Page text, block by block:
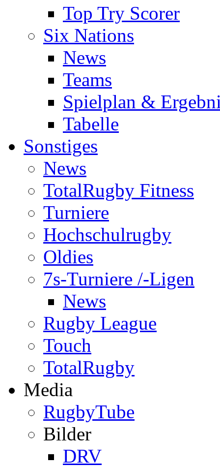
Top Try Scorer
Six Nations
News
Teams
Spielplan &
Tabelle
Sonstiges
News
TotalRugby Fitness
Turniere
Hochschulrugby
Oldies
7s-Turniere /-Ligen
News
Rugby League
Touch
TotalRugby
Media
RugbyTube
Bilder
DRV